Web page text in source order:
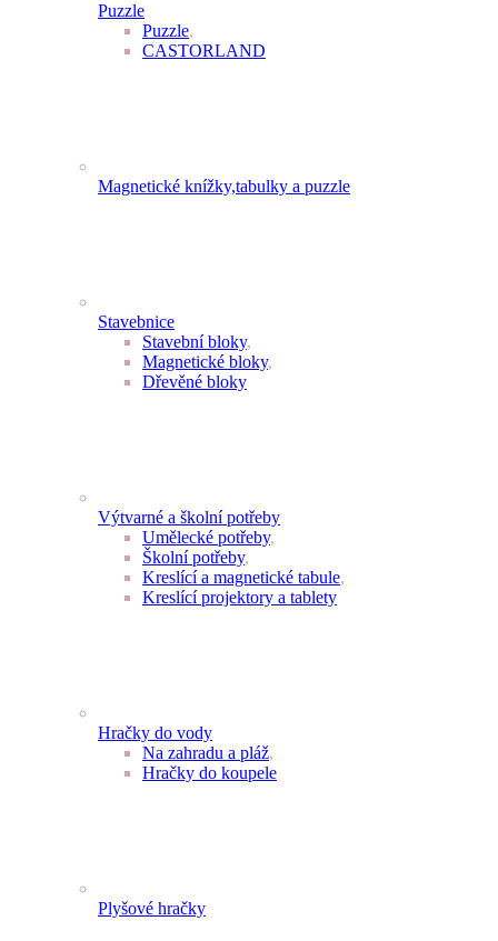
Puzzle
Puzzle,
CASTORLAND
Magnetické knížky,tabulky a puzzle
Stavebnice
Stavební bloky,
Magnetické bloky,
Dřevěné bloky
Výtvarné a školní potřeby
Umělecké potřeby,
Školní potřeby,
Kreslící a magnetické tabule,
Kreslící projektory a tablety
Hračky do vody
Na zahradu a pláž,
Hračky do koupele
Plyšové hračky